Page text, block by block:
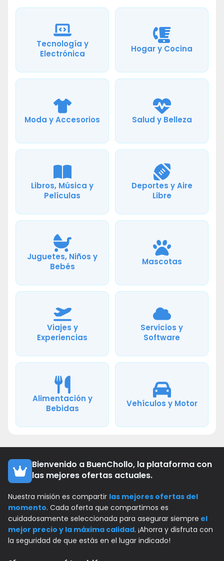
Tecnología y
Electrónica
Hogar y Cocina
Moda y Accesorios Salud y Belleza
Libros, Música y
Películas
Deportes y Aire
Libre
Juguetes, Niños y
Bebés
Mascotas
Viajes y
Experiencias
Servicios y
Software
Alimentación y
Bebidas
Vehículos y Motor
Bienvenido a BuenChollo, la plataforma con
las mejores ofertas actuales.
Nuestra misión es compartir las mejores ofertas del
momento. Cada oferta que compartimos es
cuidadosamente seleccionada para asegurar siempre el
mejor precio y la máxima calidad. ¡Ahorra y disfruta con
la seguridad de que estás en el lugar indicado!